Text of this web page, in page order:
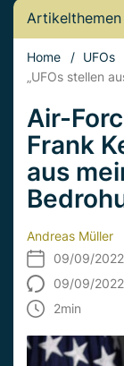
Artikelthemen
Home / UFOs
„UFOs stellen
Air-
Frank
aus
Andreas Müller
09/09/2022
09/09/
2min